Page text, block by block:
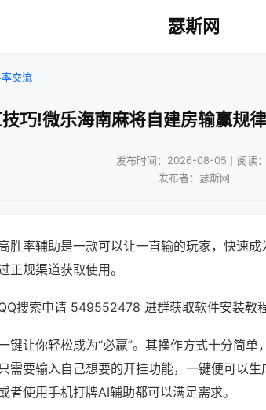
瑟斯网
率交流
巧!微乐海南麻将自建房输赢规
发布时间：2026-08-05｜阅读
发布者：瑟斯网
胜率辅助是一款可以让一直输的玩家，快速成
正规渠道获取使用。
搜索申请 549552478 进群获取软件安装教
键让你轻松成为“必赢”。其操作方式十分简
需要输入自己想要的开挂功能，一键便可以
者使用手机打牌AI辅助都可以满足需求。